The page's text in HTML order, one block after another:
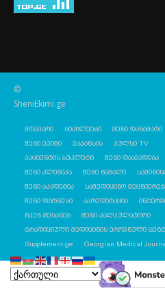
©
SheniEkimi.ge
მთავარი სიახლეები შენი დანამატი
შენი ექიმი
ვაკანსია
პულსი TV
პაციენტის ბუკლეტი
შენი დაავადება
შენი კლინიკა
შენი წამალი
შენი აკადემია
სამედიცინო
შენი ფიტნესი
აკრედიტაცია
ჩვენ შესახებ
შენი კალკულატორი
ტრადიციული მედიცინის ეროვნული
Supplement.ge
Georgian Medical